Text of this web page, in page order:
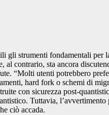
strumenti fondamentali
contrario, sta ancora
“Molti utenti potrebbero
hard fork o schemi di
con sicurezza post-
Tuttavia,
ciò accada.